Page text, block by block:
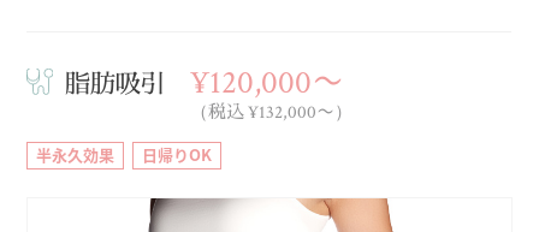
脂肪吸引 ¥120,000〜
（税込 ¥132,000〜）
半永久効果 日帰りOK